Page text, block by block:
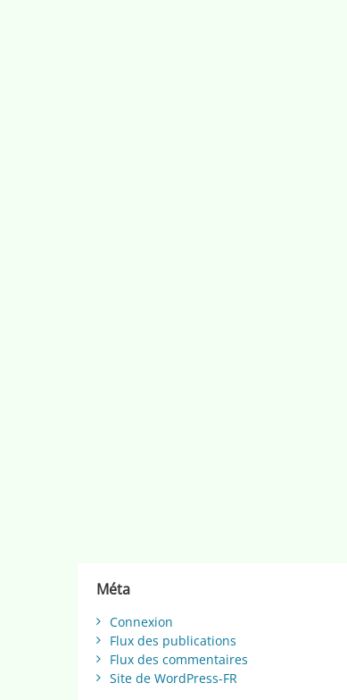
Méta
Connexion
Flux des publications
Flux des commentaires
Site de WordPress-FR